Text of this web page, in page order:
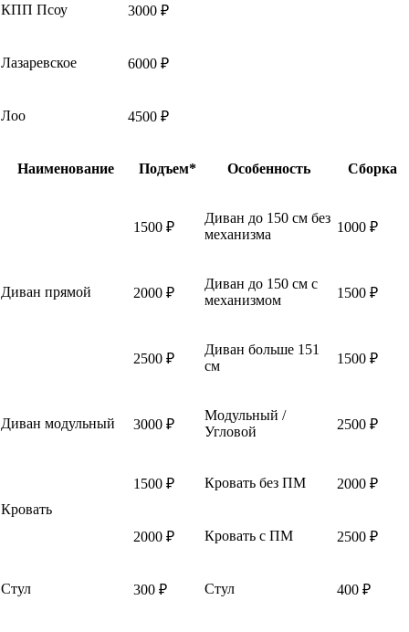
КПП Псоу 3000 ₽
Лазаревское 6000 ₽
Лоо 4500 ₽
Наименование Подъем* Особенность Сборка
Диван прямой
1500 ₽
Диван до 150 см без
механизма
1000 ₽
2000 ₽
Диван до 150 см с
механизмом
1500 ₽
2500 ₽
Диван больше 151
см
1500 ₽
Диван модульный 3000 ₽
Модульный /
Угловой
2500 ₽
Кровать
1500 ₽ Кровать без ПМ 2000 ₽
2000 ₽ Кровать с ПМ 2500 ₽
Стул 300 ₽ Стул 400 ₽